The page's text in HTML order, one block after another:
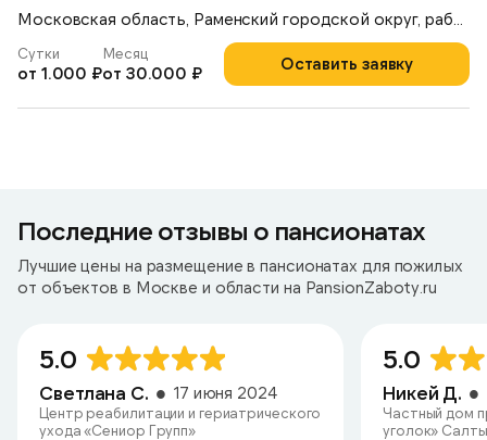
Оставить заявку
Сутки
от 1.000 ₽
Месяц
от 30.000 ₽
Последние отзывы о пансионатах
Лучшие цены на размещение в пансионатах для пожилых
от объектов в Москве и области на PansionZaboty.ru
5.0
Светлана С. 17 июня 2024
Центр реабилитации и гериатрического
ухода «Сениор Групп»
5.0
Никей Д.
Частный дом
уголок»